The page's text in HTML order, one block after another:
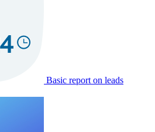
Basic report on leads